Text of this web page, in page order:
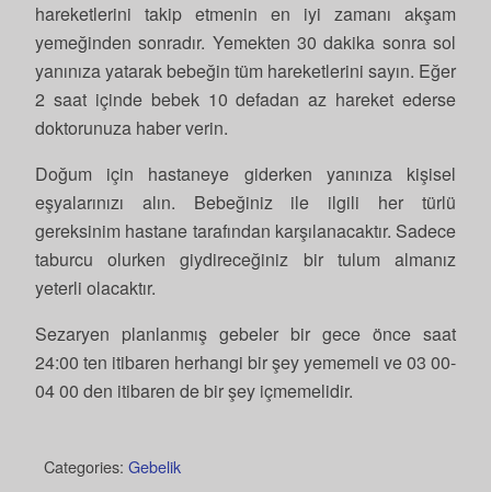
hareketlerini takip etmenin en iyi zamanı akşam
yemeğinden sonradır. Yemekten 30 dakika sonra sol
yanınıza yatarak bebeğin tüm hareketlerini sayın. Eğer
2 saat içinde bebek 10 defadan az hareket ederse
doktorunuza haber verin.
Doğum için hastaneye giderken yanınıza kişisel
eşyalarınızı alın. Bebeğiniz ile ilgili her türlü
gereksinim hastane tarafından karşılanacaktır. Sadece
taburcu olurken giydireceğiniz bir tulum almanız
yeterli olacaktır.
Sezaryen planlanmış gebeler bir gece önce saat
24:00 ten itibaren herhangi bir şey yememeli ve 03 00-
04 00 den itibaren de bir şey içmemelidir.
Categories: Gebelik